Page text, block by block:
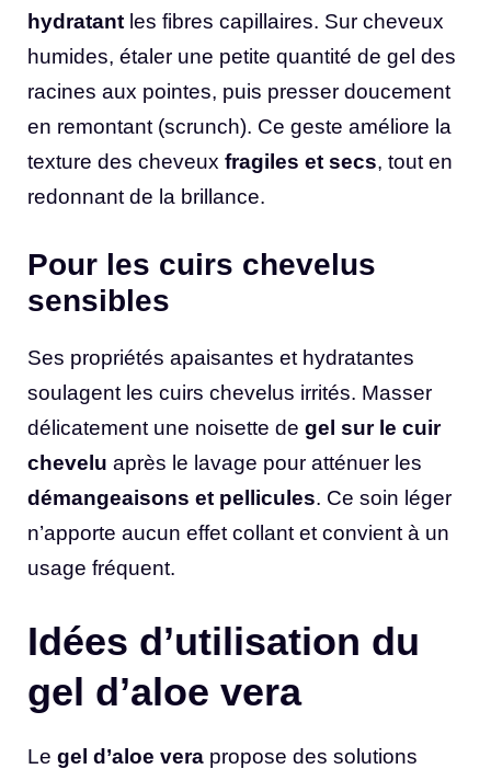
hydratant les fibres capillaires. Sur cheveux
humides, étaler une petite quantité de gel des
racines aux pointes, puis presser doucement
en remontant (scrunch). Ce geste améliore la
texture des cheveux fragiles et secs, tout en
redonnant de la brillance.
Pour les cuirs chevelus
sensibles
Ses propriétés apaisantes et hydratantes
soulagent les cuirs chevelus irrités. Masser
délicatement une noisette de gel sur le cuir
chevelu après le lavage pour atténuer les
démangeaisons et pellicules. Ce soin léger
n’apporte aucun effet collant et convient à un
usage fréquent.
Idées d’utilisation du
gel d’aloe vera
Le gel d’aloe vera propose des solutions